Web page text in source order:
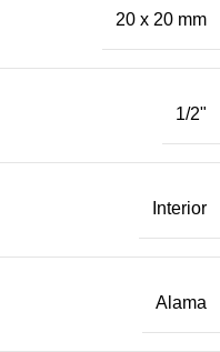
20 x 20 mm
1/2"
Interior
Alama